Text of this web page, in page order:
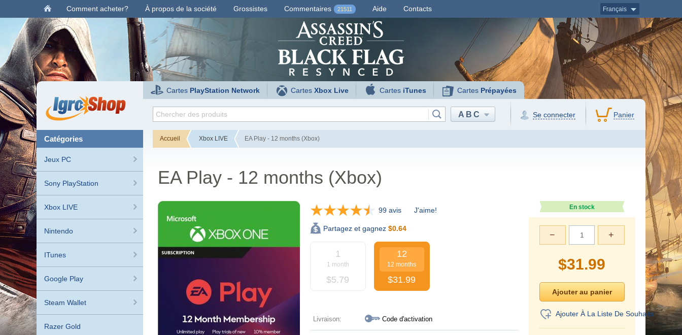
Comment acheter? À propos de la société Grossistes Commentaires 21511 Aide Contacts Français
Cartes PlayStation Network CartesXbox Live Cartes iTunes Cartes Prépayées
ABC Se connecter Panier
catégories
Jeux PC
Sony PlayStation
Xbox LIVE
Nintendo
ITunes
Google Play
Steam Wallet
Razer Gold
Accueil Xbox LIVE EA Play - 12 months (Xbox)
EA Play - 12 months (Xbox)
99 avis J'aime!
Partagez et gagnez $0.64
1
1 month
$5.79
12
12 months
$31.99
Livraison: Code d'activation
En stock
+
−
$31.99
Ajouter À La Liste De Souhaits